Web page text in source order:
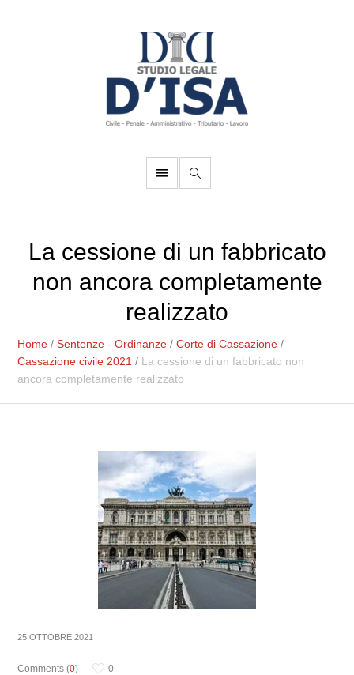
La cessione di un fabbricato
non ancora completamente
realizzato
Home /Sentenze - Ordinanze /Corte di Cassazione /
Cassazione civile 2021 / La cessione di un fabbricato non
ancora completamente realizzato
25 OTTOBRE 2021
Comments (0)
0